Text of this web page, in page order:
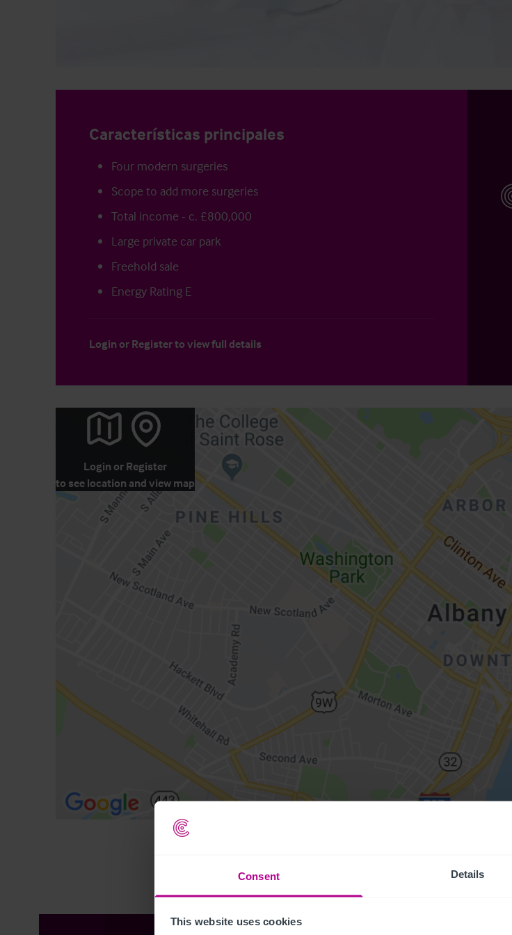
Consent Details
This website uses cookies
Características principales
Four modern surgeries
Scope to add more surgeries
Total income - c. £800,000
Large private car park
Freehold sale
Energy Rating E
Login or Registerto view full details
Login or Register
to see location and view map